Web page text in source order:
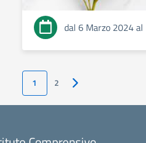
dal 6 Marzo 2024
1 2 Pagina successiva